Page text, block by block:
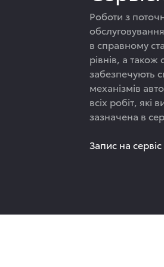
Роботи з
в справному
рівнів, а також
забезпечують
механізмів
всіх робіт, які
зазначена в
Запис на сервіс